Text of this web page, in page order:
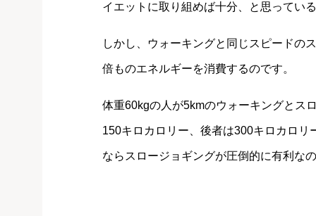
イエットに取り組めば十分、と思ってい
しかし、ウォーキングと同じスピードの
倍ものエネルギーを消費するのです。
体重60kgの人が5kmのウォーキングとス
150キロカロリー、後者は300キロカロ
ならスロージョギングが圧倒的に有利な